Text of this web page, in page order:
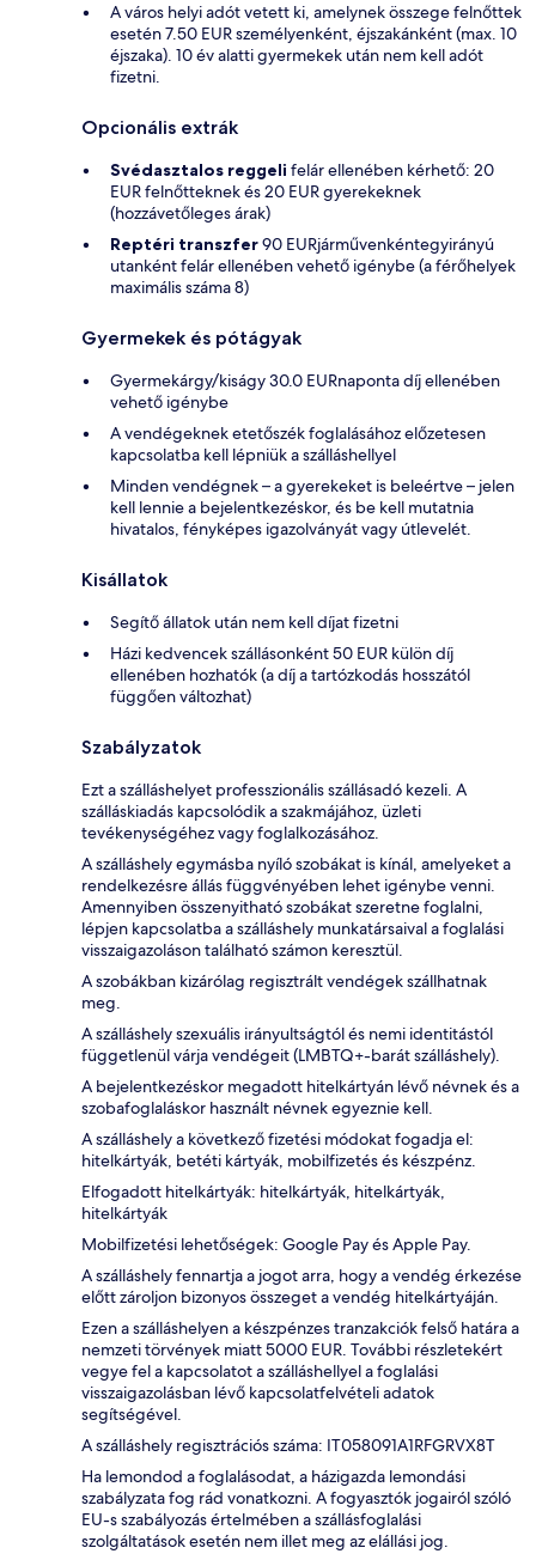
A város helyi adót vetett ki, amelynek összege felnőttek
esetén 7.50 EUR személyenként, éjszakánként (max. 10
éjszaka). 10 év alatti gyermekek után nem kell adót
fizetni.
Opcionális extrák
Svédasztalos reggeli felár ellenében kérhető: 20
EUR felnőtteknek és 20 EUR gyerekeknek
(hozzávetőleges árak)
Reptéri transzfer90 EURjárművenkéntegyirányú
utanként felár ellenében vehető igénybe (a férőhelyek
maximális száma 8)
Gyermekek és pótágyak
Gyermekárgy/kiságy 30.0 EURnaponta díj ellenében
vehető igénybe
A vendégeknek etetőszék foglalásához előzetesen
kapcsolatba kell lépniük a szálláshellyel
Minden vendégnek – a gyerekeket is beleértve – jelen
kell lennie a bejelentkezéskor, és be kell mutatnia
hivatalos, fényképes igazolványát vagy útlevelét.
Kisállatok
Segítő állatok után nem kell díjat fizetni
Házi kedvencek szállásonként 50 EUR külön díj
ellenében hozhatók (a díj a tartózkodás hosszától
függően változhat)
Szabályzatok
Ezt a szálláshelyet professzionális szállásadó kezeli. A
szálláskiadás kapcsolódik a szakmájához, üzleti
tevékenységéhez vagy foglalkozásához.
A szálláshely egymásba nyíló szobákat is kínál, amelyeket a
rendelkezésre állás függvényében lehet igénybe venni.
Amennyiben összenyitható szobákat szeretne foglalni,
lépjen kapcsolatba a szálláshely munkatársaival a foglalási
visszaigazoláson található számon keresztül.
A szobákban kizárólag regisztrált vendégek szállhatnak
meg.
A szálláshely szexuális irányultságtól és nemi identitástól
függetlenül várja vendégeit (LMBTQ+-barát szálláshely).
A bejelentkezéskor megadott hitelkártyán lévő névnek és a
szobafoglaláskor használt névnek egyeznie kell.
A szálláshely a következő fizetési módokat fogadja el:
hitelkártyák, betéti kártyák, mobilfizetés és készpénz.
Elfogadott hitelkártyák: hitelkártyák, hitelkártyák,
hitelkártyák
Mobilfizetési lehetőségek: Google Pay és Apple Pay.
A szálláshely fennartja a jogot arra, hogy a vendég érkezése
előtt zároljon bizonyos összeget a vendég hitelkártyáján.
Ezen a szálláshelyen a készpénzes tranzakciók felső határa a
nemzeti törvények miatt 5000 EUR. További részletekért
vegye fel a kapcsolatot a szálláshellyel a foglalási
visszaigazolásban lévő kapcsolatfelvételi adatok
segítségével.
A szálláshely regisztrációs száma: IT058091A1RFGRVX8T
Ha lemondod a foglalásodat, a házigazda lemondási
szabályzata fog rád vonatkozni. A fogyasztók jogairól szóló
EU-s szabályozás értelmében a szállásfoglalási
szolgáltatások esetén nem illet meg az elállási jog.